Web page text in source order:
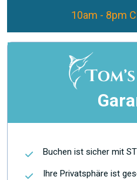
10am - 8pm
Buchen ist sicher mit
Ihre Privatsphäre ist